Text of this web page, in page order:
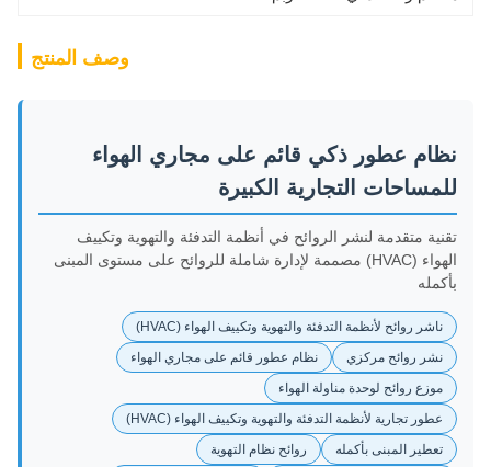
وصف المنتج
نظام عطور ذكي قائم على مجاري الهواء
للمساحات التجارية الكبيرة
تقنية متقدمة لنشر الروائح في أنظمة التدفئة والتهوية وتكييف
الهواء (HVAC) مصممة لإدارة شاملة للروائح على مستوى المبنى
بأكمله
ناشر روائح لأنظمة التدفئة والتهوية وتكييف الهواء (HVAC)
نشر روائح مركزي
نظام عطور قائم على مجاري الهواء
موزع روائح لوحدة مناولة الهواء
عطور تجارية لأنظمة التدفئة والتهوية وتكييف الهواء (HVAC)
تعطير المبنى بأكمله
روائح نظام التهوية